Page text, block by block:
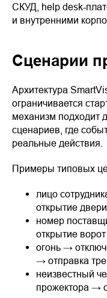
СКУД, help desk-
и внутренними
Сценарии
Архитектура
ограничивается
механизм подходит
сценариев, где
реальные действия.
Примеры типовых
лицо
открытие
номер
открытие
огонь →
→ отправка
неизвестный
прожектора →